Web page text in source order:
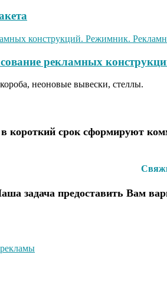
рекламных
неоновые вывески, стеллы.
срок сформируют
задача предоставить Вам